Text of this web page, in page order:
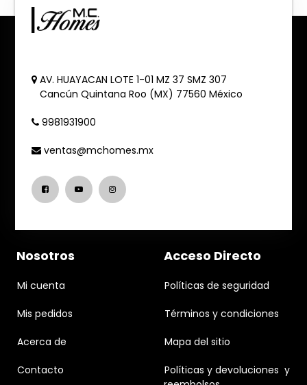
AV. HUAYACAN LOTE 1-01 MZ 37 SMZ 307
Cancún Quintana Roo (MX) 77560 México
9981931900
ventas@mchomes.mx
Nosotros
Mi cuenta
Mis pedidos
Acerca de
Contacto
Acceso Directo
Políticas de seguridad
Términos y condiciones
Mapa del sitio
Políticas y devoluciones y